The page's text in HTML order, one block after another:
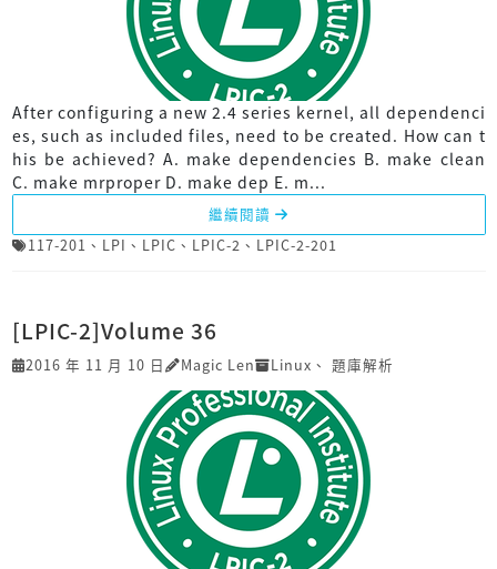
After configuring a new 2.4 series kernel, all dependenci
es, such as included files, need to be created. How can t
his be achieved? A. make dependencies B. make clean
C. make mrproper D. make dep E. m...
繼續閱讀
117-201 、 LPI 、 LPIC 、 LPIC-2 、 LPIC-2-201
[LPIC-2]Volume 36
2016 年 11 月 10 日 Magic Len Linux 、 題庫解析